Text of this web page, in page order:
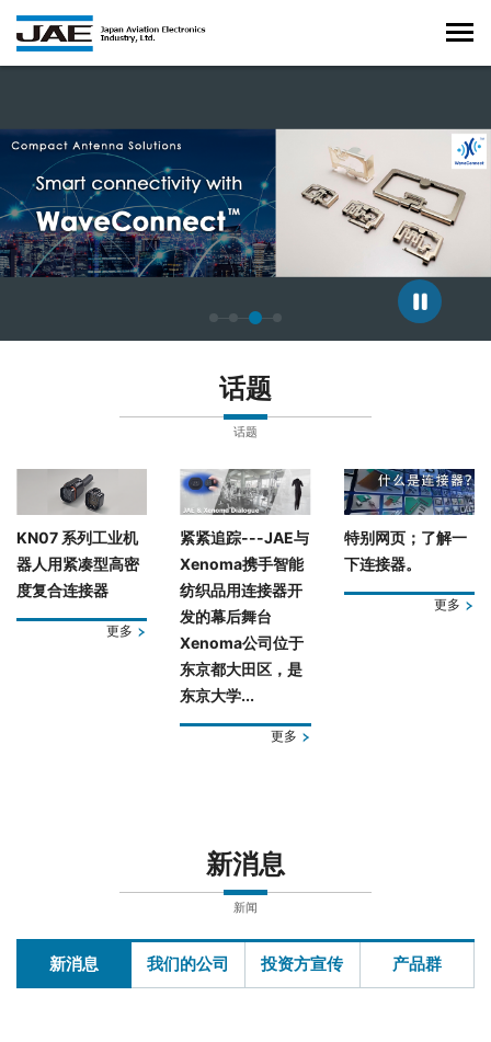
话题
话题
KN07 系列工业机
器人用紧凑型高密
度复合连接器
更多
紧紧追踪---JAE与
Xenoma携手智能
纺织品用连接器开
发的幕后舞台
Xenoma公司位于
东京都大田区，是
东京大学...
更多
特别网页；了解一
下连接器。
更多
新消息
新闻
新消息 我们的公司 投资方宣传 产品群